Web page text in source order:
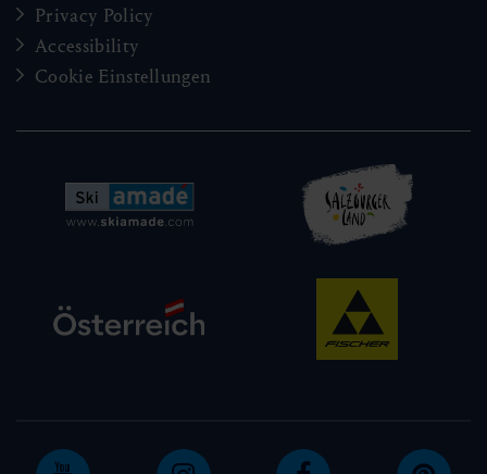
Privacy Policy
Accessibility
Cookie Einstellungen